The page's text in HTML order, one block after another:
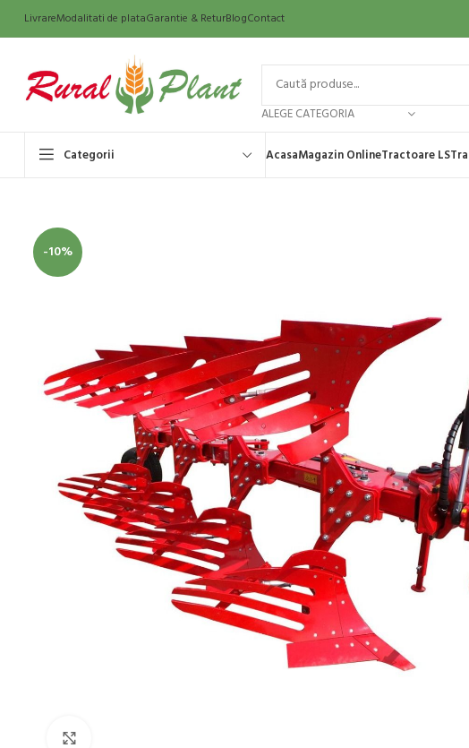
LivrareModalitati de plataGarantie & ReturBlogContact
ALEGE CATEGORIA
Categorii AcasaMagazin OnlineTractoare LS
-10%